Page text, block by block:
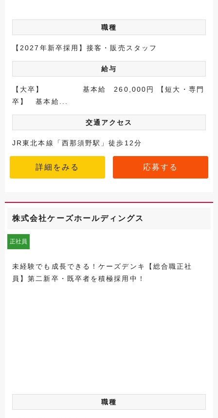
職種
【2027年新卒採用】接客・販売スタッフ
給与
【大卒】 基本給 260,000円 【短大・専門
卒】 基本給...
交通アクセス
JR東北本線「西那須野駅」徒歩12分
詳細をみる 応募する
株式会社ケーズホールディングス
正社員
未経験でも成長できる！ケーズデンキ【総合職正社
員】第二新卒・既卒者を積極採用中！
職種